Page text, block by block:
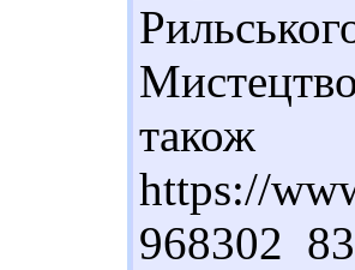
також
https://
968302